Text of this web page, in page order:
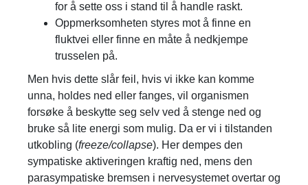
for å sette oss i stand til å handle raskt.
Oppmerksomheten styres mot å finne en
fluktvei eller finne en måte å nedkjempe
trusselen på.
Men hvis dette slår feil, hvis vi ikke kan komme
unna, holdes ned eller fanges, vil organismen
forsøke å beskytte seg selv ved å stenge ned og
bruke så lite energi som mulig. Da er vi i tilstanden
utkobling (freeze/collapse). Her dempes den
sympatiske aktiveringen kraftig ned, mens den
parasympatiske bremsen i nervesystemet overtar og